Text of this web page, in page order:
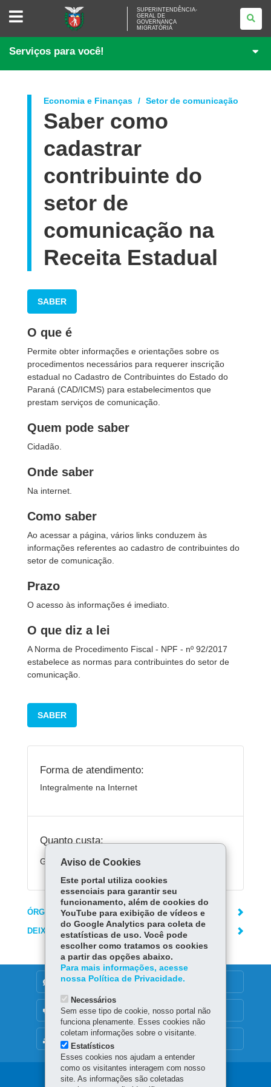
SUPERINTENDÊNCIA-
GOVERNANÇA
SUPERINTENDÊNCIA-
GERAL DE
GOVERNANÇA
MIGRATÓRIA
Serviços para você!
Economia e Finanças Setor de comunicação
Saber como
cadastrar
contribuinte do
setor de
comunicação na
Receita Estadual
SABER
O que é
Permite obter informações e orientações sobre os
procedimentos necessários para requerer inscrição
estadual no Cadastro de Contribuintes do Estado do
Paraná (CAD/ICMS) para estabelecimentos que
prestam serviços de comunicação.
Quem pode saber
Cidadão.
Onde saber
Na internet.
Como saber
Ao acessar a página, vários links conduzem às
informações referentes ao cadastro de contribuintes do
setor de comunicação.
Prazo
O acesso às informações é imediato.
O que diz a lei
A Norma de Procedimento Fiscal - NPF - nº 92/2017
estabelece as normas para contribuintes do setor de
comunicação.
SABER
Forma de atendimento:
Integralmente na Internet
Quanto custa:
Gratuito.
ÓRGÃO RESPONSÁVEL
DEIXE SUA OPINIÃO
DENUNCIE CORRUPÇÃO
OUVIDORIA
Aviso de Cookies
Este portal utiliza cookies
essenciais para garantir seu
funcionamento, além de cookies do
YouTube para exibição de vídeos e
do Google Analytics para coleta de
estatísticas de uso. Você pode
escolher como tratamos os cookies
a partir das opções abaixo.
Para mais informações, acesse
nossa Política de Privacidade.
Necessários
Sem esse tipo de cookie, nosso portal não
funciona plenamente. Esses cookies não
coletam informações sobre o visitante.
Estatísticos
Esses cookies nos ajudam a entender
como os visitantes interagem com nosso
site. As informações são coletadas